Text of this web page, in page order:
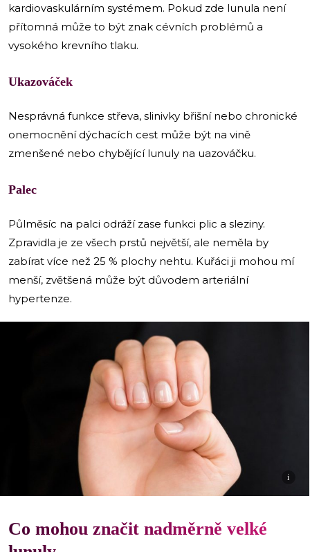
kardiovaskulárním systémem. Pokud zde lunula není
přítomná může to být znak cévních problémů a
vysokého krevního tlaku.
Ukazováček
Nesprávná funkce střeva, slinivky břišní nebo chronické
onemocnění dýchacích cest může být na vině
zmenšené nebo chybějící lunuly na uazováčku.
Palec
Půlměsíc na palci odráží zase funkci plic a sleziny.
Zpravidla je ze všech prstů největší, ale neměla by
zabírat více než 25 % plochy nehtu. Kuřáci ji mohou mí
menší, zvětšená může být důvodem arteriální
hypertenze.
i
Co mohou značit nadměrně velké